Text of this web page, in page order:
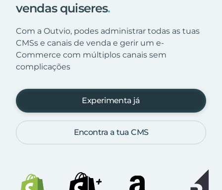
vendas quiseres.
Com a Outvio, podes administrar todas as tuas
CMSs e canais de venda e gerir um e-
Commerce com múltiplos canais sem
complicações
Experimenta já
Encontra a tua CMS